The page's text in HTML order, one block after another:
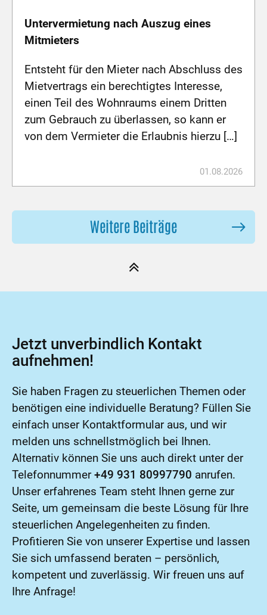
Untervermietung nach Auszug eines
Mitmieters
Entsteht für den Mieter nach Abschluss des
Mietvertrags ein berechtigtes Interesse,
einen Teil des Wohnraums einem Dritten
zum Gebrauch zu überlassen, so kann er
von dem Vermieter die Erlaubnis hierzu […]
01.08.2026
Weitere Beiträge
Jetzt unverbindlich Kontakt
aufnehmen!
Sie haben Fragen zu steuerlichen Themen oder
benötigen eine individuelle Beratung? Füllen Sie
einfach unser Kontaktformular aus, und wir
melden uns schnellstmöglich bei Ihnen.
Alternativ können Sie uns auch direkt unter der
Telefonnummer+49 931 80997790 anrufen.
Unser erfahrenes Team steht Ihnen gerne zur
Seite, um gemeinsam die beste Lösung für Ihre
steuerlichen Angelegenheiten zu finden.
Profitieren Sie von unserer Expertise und lassen
Sie sich umfassend beraten – persönlich,
kompetent und zuverlässig. Wir freuen uns auf
Ihre Anfrage!